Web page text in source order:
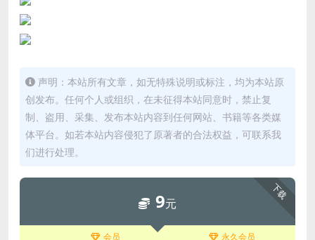
声明：本站所有文章，如无特殊说明或标注，均为本站原
创发布。任何个人或组织，在未征得本站同意时，禁止复
制、盗用、采集、发布本站内容到任何网站、书籍等各类媒
体平台。如若本站内容侵犯了原著者的合法权益，可联系我
们进行处理。
下载
9元
会员 永久会员